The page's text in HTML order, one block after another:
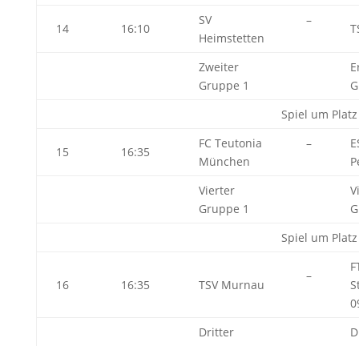
14 16:10
SV
Heimstetten
–
Zweiter
Gruppe 1
Spiel um
15 16:35
FC Teutonia
München
–
Vierter
Gruppe 1
Spiel um
16 16:35 TSV Murnau
–
Dritter